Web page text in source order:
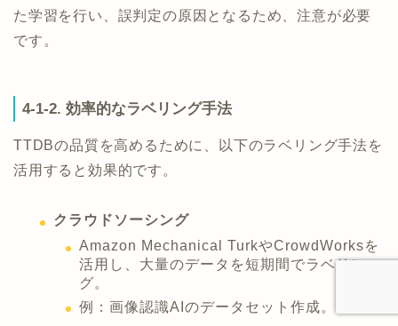
た学習を行い、誤判定の原因となるため、注意が必要
です。
4-1-2. 効率的なラベリング手法
TTDBの品質を高めるために、以下のラベリング手法を
活用すると効果的です。
クラウドソーシング
Amazon Mechanical TurkやCrowdWorksを
活用し、大量のデータを短期間でラベリン
グ。
例：画像認識AIのデータセット作成。